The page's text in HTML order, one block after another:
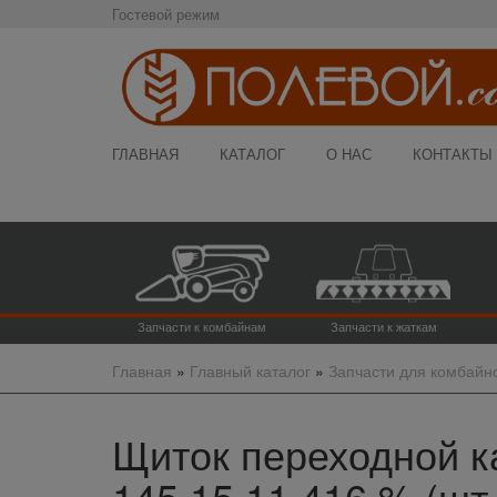
Гостевой режим
ГЛАВНАЯ КАТАЛОГ О НАС КОНТАКТЫ
Запчасти к комбайнам Запчасти к жаткам
Главная » Главный каталог» Запчасти для
Щиток переходной